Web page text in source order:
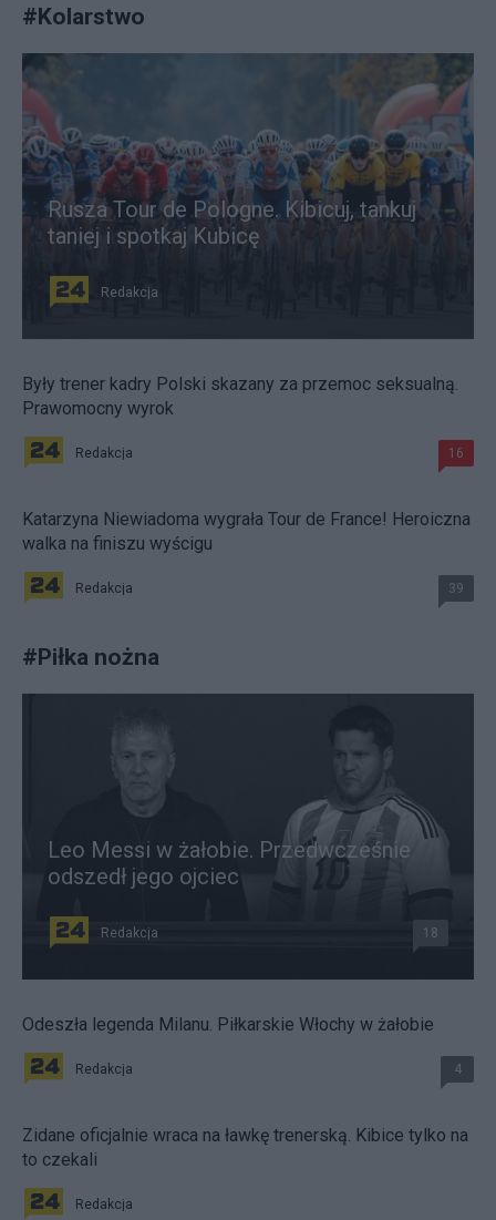
#Kolarstwo
Rusza Tour de Pologne. Kibicuj, tankuj
taniej i spotkaj Kubicę
Redakcja
Były trener kadry Polski skazany za przemoc seksualną.
Prawomocny wyrok
Redakcja 16
Katarzyna Niewiadoma wygrała Tour de France! Heroiczna
walka na finiszu wyścigu
Redakcja 39
#Piłka nożna
Leo Messi w żałobie. Przedwcześnie
odszedł jego ojciec
Redakcja 18
Odeszła legenda Milanu. Piłkarskie Włochy w żałobie
Redakcja 4
Zidane oficjalnie wraca na ławkę trenerską. Kibice tylko na
to czekali
Redakcja